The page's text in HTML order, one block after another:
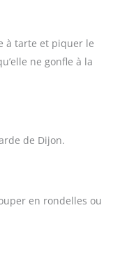
à tarte et piquer le
ne gonfle à la
de Dijon.
en rondelles ou